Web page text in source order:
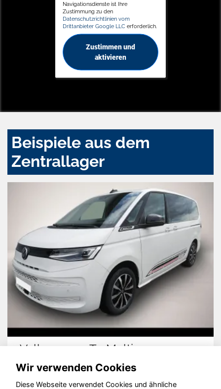
Navigationsdienste ist Ihre
Zustimmung zu den
Datenschutzrichtlinien vom
Drittanbieter Google LLC erforderlich.
Zustimmen und
aktivieren
Beispiele aus dem
Zentrallager
T7 Multivan Peugeot
Wir verwenden Cookies
Diese Webseite verwendet Cookies und ähnliche